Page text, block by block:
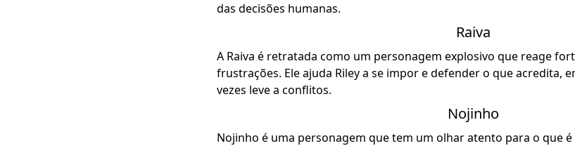
das decisões humanas.
Raiva
A Raiva é retratada como um personagem explosivo que reage
frustrações. Ele ajuda Riley a se impor e defender o que acredita,
vezes leve a conflitos.
Nojinho
Nojinho é uma personagem que tem um olhar atento para o que